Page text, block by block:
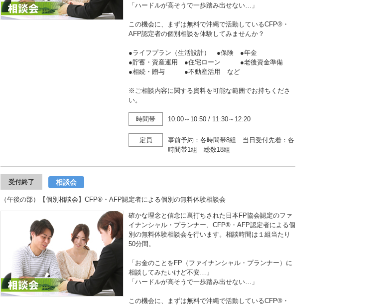
「ハードルが高そうで一歩踏み出せない…」
この機会に、まずは無料で沖縄で活動しているCFP®・
AFP認定者の個別相談を体験してみませんか？
●ライフプラン（生活設計） ●保険 ●年金
●貯蓄・資産運用 ●住宅ローン ●老後資金準備
●相続・贈与 ●不動産活用 など
※ご相談内容に関する資料を可能な範囲でお持ちくださ
い。
時間帯 10:00～10:50 / 11:30～12:20
定員
事前予約：各時間帯8組 当日受付先着：各
時間帯1組 総数18組
受付終了 相談会
（午後の部）【個別相談会】CFP®・AFP認定者による個別の無料体験相談会
確かな理念と信念に裏打ちされた日本FP協会認定のファ
イナンシャル・プランナー、CFP®・AFP認定者による個
別の無料体験相談会を行います。相談時間は１組当たり
50分間。
「お金のことをFP（ファイナンシャル・プランナー）に
相談してみたいけど不安…」
「ハードルが高そうで一歩踏み出せない…」
この機会に、まずは無料で沖縄で活動しているCFP®・